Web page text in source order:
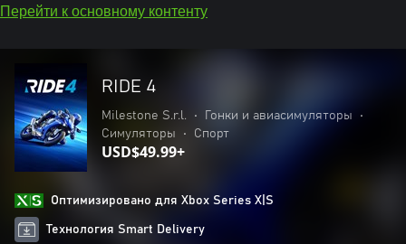
Перейти к основному контенту
RIDE 4
Milestone S.r.l. • Гонки и авиасимуляторы
•
Симуляторы
• Спорт
USD$49.99+
Оптимизировано для Xbox Series X|S
Технология Smart Delivery